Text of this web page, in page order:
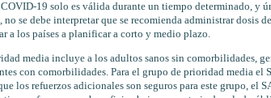
19 solo es válida durante un tiempo determinado, y
no se debe interpretar que se recomienda administrar dosis
a los países a planificar a corto y medio plazo.
media incluye a los adultos sanos sin comorbilidades,
con comorbilidades. Para el grupo de prioridad media
los refuerzos adicionales son seguros para este grupo, el